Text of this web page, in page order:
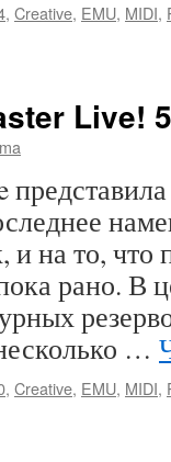
, Creative, EMU, MIDI,
Live!
и на то,
рано. В
…
, Creative, EMU, MIDI,